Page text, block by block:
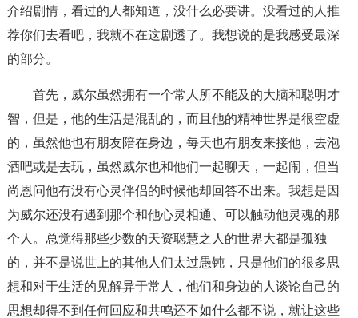
介绍剧情，看过的人都知道，没什么必要讲。没看过的人推
荐你们去看吧，我就不在这剧透了。我想说的是我感受最深
的部分。
首先，威尔虽然拥有一个常人所不能及的大脑和聪明才
智，但是，他的生活是混乱的，而且他的精神世界是很空虚
的，虽然他也有朋友陪在身边，每天也有朋友来接他，去泡
酒吧或是去玩，虽然威尔也和他们一起聊天，一起闹，但当
尚恩问他有没有心灵伴侣的时候他却回答不出来。我想是因
为威尔还没有遇到那个和他心灵相通、可以触动他灵魂的那
个人。总觉得那些少数的天资聪慧之人的世界大都是孤独
的，并不是说世上的其他人们太过愚钝，只是他们的很多思
想和对于生活的见解异于常人，他们和身边的人谈论自己的
思想却得不到任何回应和共鸣还不如什么都不说，就让这些